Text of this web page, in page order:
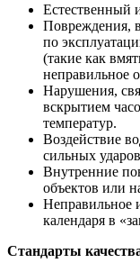
Естественный
Повреждения,
по
(такие как
неправильное
Нарушения,
вскрытием
температур.
Воздействие
сильных
Внутренние
объектов или
Неправильное
календаря в
Стандарты